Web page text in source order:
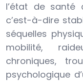
l’état de santé
c’est-à-dire
séquelles
mobilité,
chroniques,
psychologique